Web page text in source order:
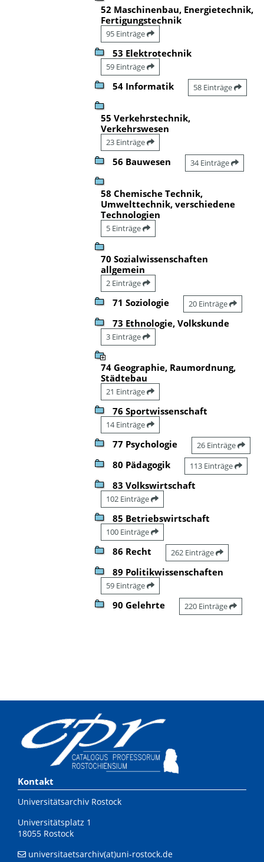
52 Maschinenbau, Energietechnik,
Fertigungstechnik
95 Einträge
53 Elektrotechnik
59 Einträge
54 Informatik 58 Einträge
55 Verkehrstechnik,
Verkehrswesen
23 Einträge
56 Bauwesen 34 Einträge
58 Chemische Technik,
Umwelttechnik, verschiedene
Technologien
5 Einträge
70 Sozialwissenschaften
allgemein
2 Einträge
71 Soziologie 20 Einträge
73 Ethnologie, Volkskunde
3 Einträge
74 Geographie, Raumordnung,
Städtebau
21 Einträge
76 Sportwissenschaft
14 Einträge
77 Psychologie 26 Einträge
80 Pädagogik 113 Einträge
83 Volkswirtschaft
102 Einträge
85 Betriebswirtschaft
100 Einträge
86 Recht 262 Einträge
89 Politikwissenschaften
59 Einträge
90 Gelehrte 220 Einträge
Kontakt
Universitätsarchiv Rostock
Universitätsplatz 1
18055 Rostock
universitaetsarchiv(at)uni-rostock.de